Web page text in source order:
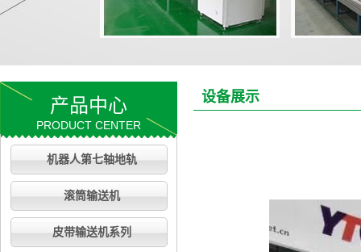
产品中心
PRODUCT CENTER
机器人第七轴地轨
滚筒输送机
皮带输送机系列
设备展示